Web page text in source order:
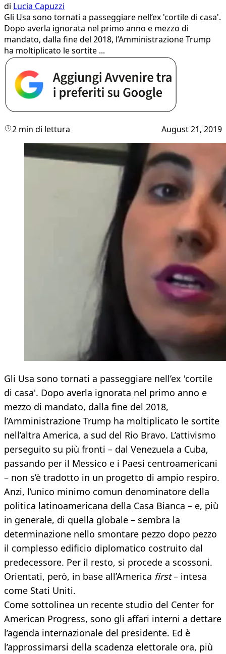
di Lucia Capuzzi
Gli Usa sono tornati a passeggiare nell’ex 'cortile di casa'.
Dopo averla ignorata nel primo anno e mezzo di
mandato, dalla fine del 2018, l’Amministrazione Trump
ha moltiplicato le sortite ...
2 min di lettura August 21, 2019
Gli Usa sono tornati a passeggiare nell’ex 'cortile
di casa'. Dopo averla ignorata nel primo anno e
mezzo di mandato, dalla fine del 2018,
l’Amministrazione Trump ha moltiplicato le sortite
nell’altra America, a sud del Rio Bravo. L’attivismo
perseguito su più fronti – dal Venezuela a Cuba,
passando per il Messico e i Paesi centroamericani
– non s’è tradotto in un progetto di ampio respiro.
Anzi, l’unico minimo comun denominatore della
politica latinoamericana della Casa Bianca – e, più
in generale, di quella globale – sembra la
determinazione nello smontare pezzo dopo pezzo
il complesso edificio diplomatico costruito dal
predecessore. Per il resto, si procede a scossoni.
Orientati, però, in base all’America first– intesa
come Stati Uniti.
Come sottolinea un recente studio del Center for
American Progress, sono gli affari interni a dettare
l’agenda internazionale del presidente. Ed è
l’approssimarsi della scadenza elettorale ora, più